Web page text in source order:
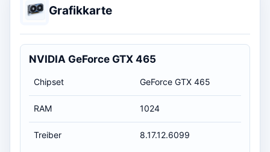
Grafikkarte
NVIDIA GeForce GTX 465
Chipset GeForce GTX 465
RAM 1024
Treiber 8.17.12.6099